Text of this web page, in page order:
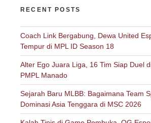
RECENT POSTS
Coach Link Bergabung, Dewa United
Tempur di MPL ID Season 18
Alter Ego Juara Liga, 16 Tim Siap Duel
PMPL Manado
Sejarah Baru MLBB: Bagaimana Team
Dominasi Asia Tenggara di MSC 2026